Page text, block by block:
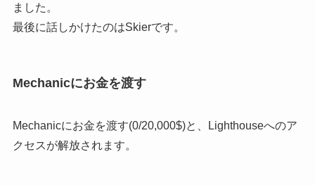
ました。
最後に話しかけたのはSkierです。
Mechanicにお金を渡す
Mechanicにお金を渡す(0/20,000$)と、Lighthouseへのア
クセスが解放されます。